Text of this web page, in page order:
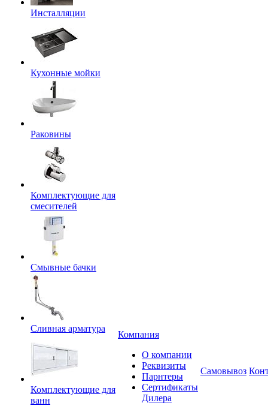
Инсталляции
Кухонные мойки
Раковины
Комплектующие для
смесителей
Смывные бачки
Сливная арматура
Комплектующие для
ванн
Компания
О компании
Реквизиты
Парнтеры
Сертификаты
Дилера
Самовывоз